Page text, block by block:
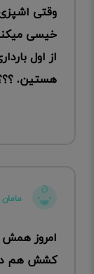
وقتی
خیسی
از اول
هستین.
مامان
امروز
کشش هم